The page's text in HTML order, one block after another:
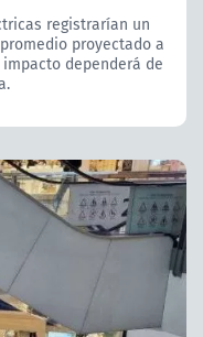
registrarían un
proyectado a
dependerá de